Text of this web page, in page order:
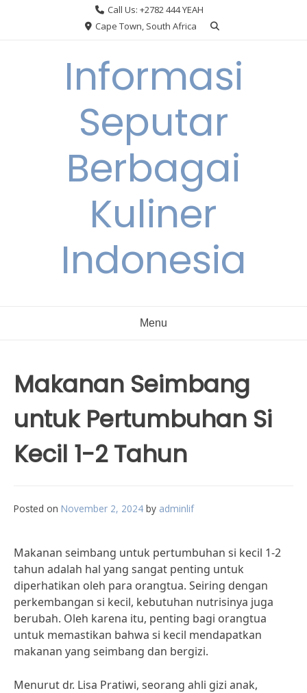
Call Us: +2782 444 YEAH
Cape Town, South Africa
Informasi
Seputar
Berbagai
Kuliner
Indonesia
Menu
Makanan Seimbang
untuk Pertumbuhan Si
Kecil 1-2 Tahun
Posted on November 2, 2024 by adminlif
Makanan seimbang untuk pertumbuhan si kecil 1-2
tahun adalah hal yang sangat penting untuk
diperhatikan oleh para orangtua. Seiring dengan
perkembangan si kecil, kebutuhan nutrisinya juga
berubah. Oleh karena itu, penting bagi orangtua
untuk memastikan bahwa si kecil mendapatkan
makanan yang seimbang dan bergizi.
Menurut dr. Lisa Pratiwi, seorang ahli gizi anak,